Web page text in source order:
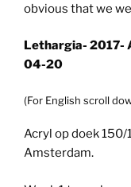
obvious that we
Lethargia- 2017-
04-20
(For English scroll
Acryl op doek
Amsterdam.